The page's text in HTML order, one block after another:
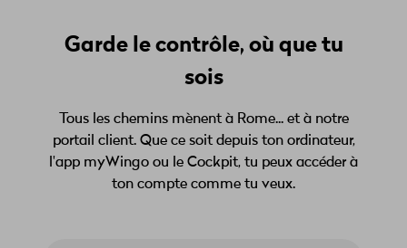
Garde le contrôle, où que tu
sois
Tous les chemins mènent à Rome... et à notre
portail client. Que ce soit depuis ton ordinateur,
l'app myWingo ou le Cockpit, tu peux accéder à
ton compte comme tu veux.